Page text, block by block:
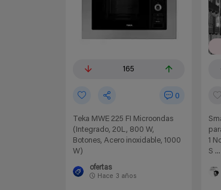
165
0
Teka MWE 225 FI Microondas
(Integrado, 20L, 800 W,
Botones, Acero inoxidable, 1000
W)
ofertas
Hace 3 años
1
S ...